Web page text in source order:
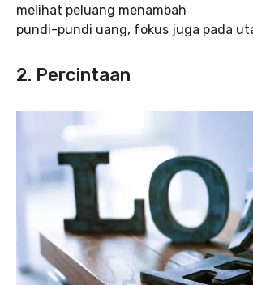
melihat peluang menambah
pundi-pundi uang, fokus juga pada
2. Percintaan